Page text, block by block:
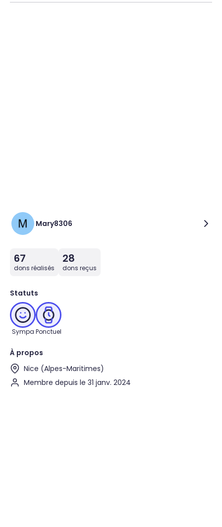
Mary8306
67
dons réalisés
28
dons reçus
Statuts
Sympa Ponctuel
À propos
Nice (Alpes-Maritimes)
Membre depuis le 31 janv. 2024